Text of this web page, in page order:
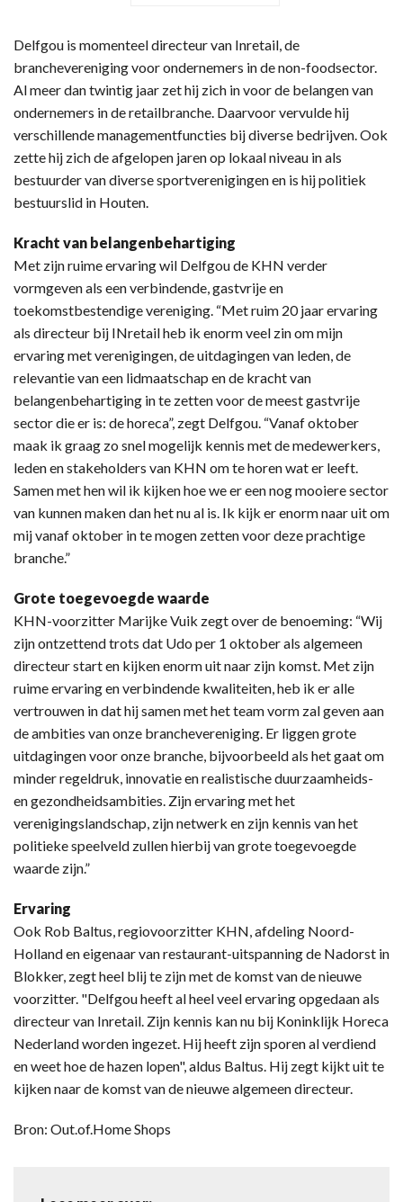
Delfgou is momenteel directeur van Inretail, de
branchevereniging voor ondernemers in de non-foodsector.
Al meer dan twintig jaar zet hij zich in voor de belangen van
ondernemers in de retailbranche. Daarvoor vervulde hij
verschillende managementfuncties bij diverse bedrijven. Ook
zette hij zich de afgelopen jaren op lokaal niveau in als
bestuurder van diverse sportverenigingen en is hij politiek
bestuurslid in Houten.
Kracht van belangenbehartiging
Met zijn ruime ervaring wil Delfgou de KHN verder
vormgeven als een verbindende, gastvrije en
toekomstbestendige vereniging. “Met ruim 20 jaar ervaring
als directeur bij INretail heb ik enorm veel zin om mijn
ervaring met verenigingen, de uitdagingen van leden, de
relevantie van een lidmaatschap en de kracht van
belangenbehartiging in te zetten voor de meest gastvrije
sector die er is: de horeca”, zegt Delfgou. “Vanaf oktober
maak ik graag zo snel mogelijk kennis met de medewerkers,
leden en stakeholders van KHN om te horen wat er leeft.
Samen met hen wil ik kijken hoe we er een nog mooiere sector
van kunnen maken dan het nu al is. Ik kijk er enorm naar uit om
mij vanaf oktober in te mogen zetten voor deze prachtige
branche.”
Grote toegevoegde waarde
KHN-voorzitter Marijke Vuik zegt over de benoeming: “Wij
zijn ontzettend trots dat Udo per 1 oktober als algemeen
directeur start en kijken enorm uit naar zijn komst. Met zijn
ruime ervaring en verbindende kwaliteiten, heb ik er alle
vertrouwen in dat hij samen met het team vorm zal geven aan
de ambities van onze branchevereniging. Er liggen grote
uitdagingen voor onze branche, bijvoorbeeld als het gaat om
minder regeldruk, innovatie en realistische duurzaamheids-
en gezondheidsambities. Zijn ervaring met het
verenigingslandschap, zijn netwerk en zijn kennis van het
politieke speelveld zullen hierbij van grote toegevoegde
waarde zijn.”
Ervaring
Ook Rob Baltus, regiovoorzitter KHN, afdeling Noord-
Holland en eigenaar van restaurant-uitspanning de Nadorst in
Blokker, zegt heel blij te zijn met de komst van de nieuwe
voorzitter. "Delfgou heeft al heel veel ervaring opgedaan als
directeur van Inretail. Zijn kennis kan nu bij Koninklijk Horeca
Nederland worden ingezet. Hij heeft zijn sporen al verdiend
en weet hoe de hazen lopen", aldus Baltus. Hij zegt kijkt uit te
kijken naar de komst van de nieuwe algemeen directeur.
Bron: Out.of.Home Shops